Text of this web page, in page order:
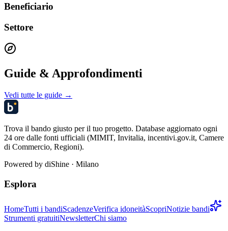
Beneficiario
Settore
Guide & Approfondimenti
Vedi tutte le guide →
Trova il bando giusto per il tuo progetto. Database aggiornato ogni
24 ore dalle fonti ufficiali (MIMIT, Invitalia, incentivi.gov.it, Camere
di Commercio, Regioni).
Powered by diShine · Milano
Esplora
HomeTutti i bandiScadenzeVerifica idoneitàScopriNotizie bandi
Strumenti gratuitiNewsletterChi siamo